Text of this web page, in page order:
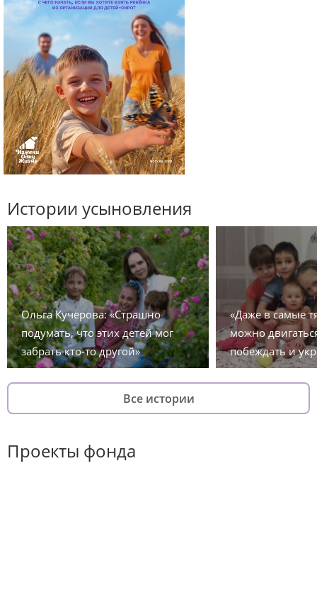
Истории усыновления
Ольга Кучерова: «Страшно
подумать, что этих детей мог
забрать кто-то другой»
«Даже в самые
можно
побеждать и
Все истории
Проекты фонда